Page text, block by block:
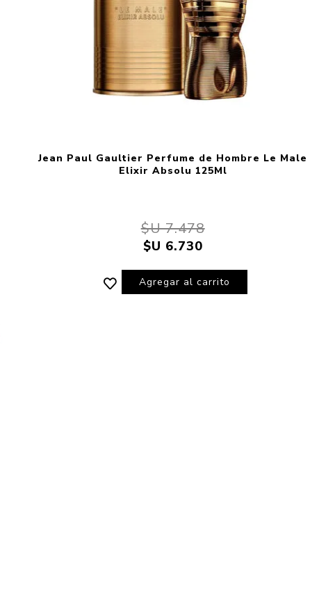
Jean Paul Gaultier Perfume de Hombre Le Male
Elixir Absolu 125Ml
$U 7.478
$U 6.730
Agregar al carrito